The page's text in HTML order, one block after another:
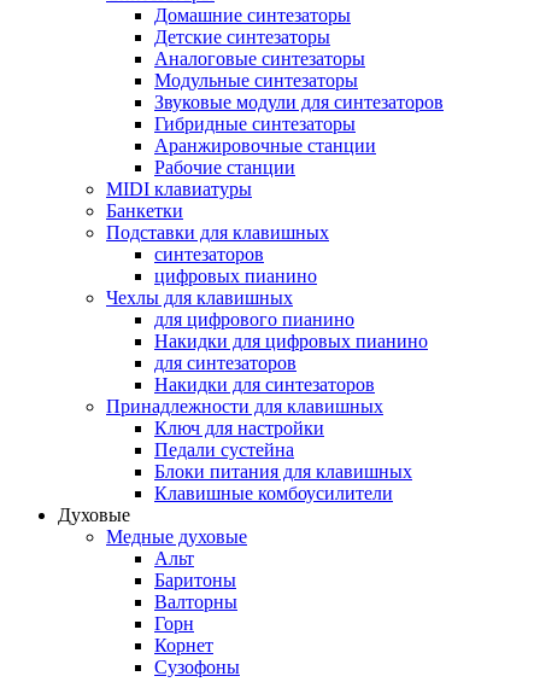
Домашние синтезаторы
Детские синтезаторы
Аналоговые синтезаторы
Модульные синтезаторы
Звуковые модули для синтезаторов
Гибридные синтезаторы
Аранжировочные станции
Рабочие станции
MIDI клавиатуры
Банкетки
Подставки для клавишных
синтезаторов
цифровых пианино
Чехлы для клавишных
для цифрового пианино
Накидки для цифровых пианино
для синтезаторов
Накидки для синтезаторов
Принадлежности для клавишных
Ключ для настройки
Педали сустейна
Блоки питания для клавишных
Клавишные комбоусилители
Духовые
Медные духовые
Альт
Баритоны
Валторны
Горн
Корнет
Сузофоны